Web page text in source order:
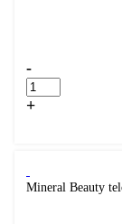
-
+
Mineral Beauty